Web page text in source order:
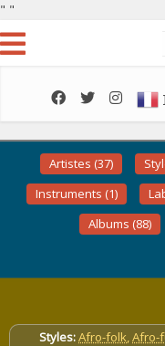
" "
Artistes (37)
Instruments (1)
Albums (88)
Styles:Afro-folk,Afro-